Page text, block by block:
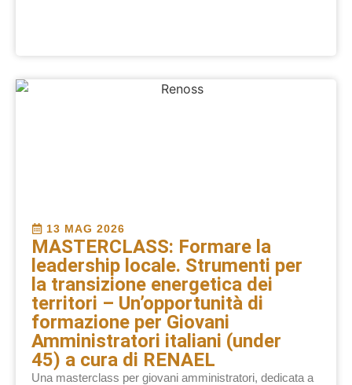
13 MAG 2026
MASTERCLASS: Formare la
leadership locale. Strumenti per
la transizione energetica dei
territori – Un’opportunità di
formazione per Giovani
Amministratori italiani (under
45) a cura di RENAEL
Una masterclass per giovani amministratori, dedicata a